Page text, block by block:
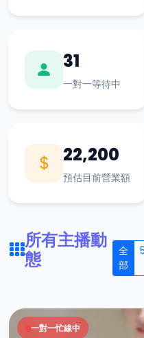
31
一對一等待中
22,200
預估目前營業額
所有主播動
態
全
部
一對一忙線中